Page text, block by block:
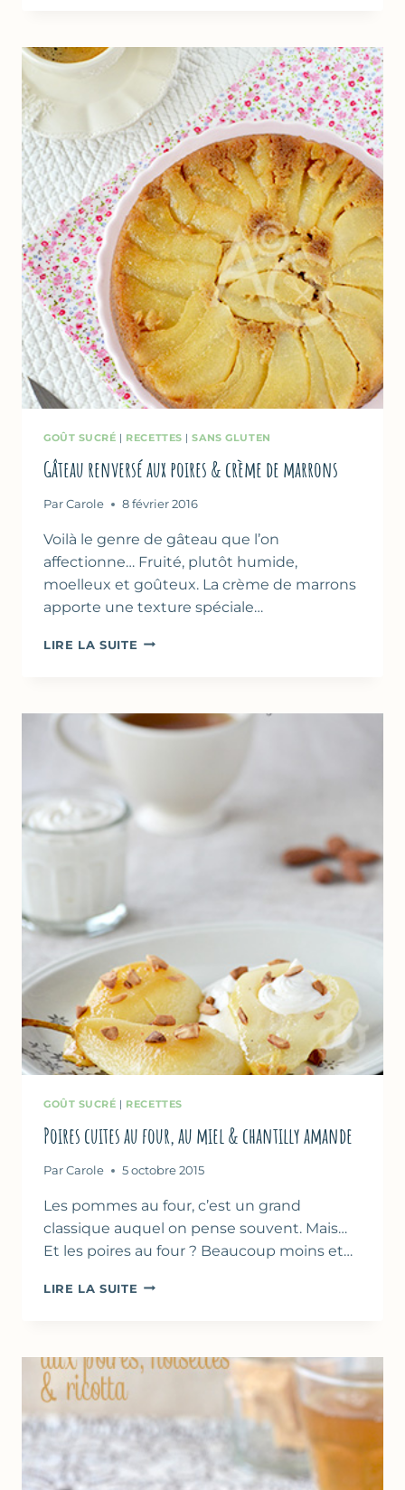
&
FRUITS
GOÛT SUCRÉ | RECETTES |SANS GLUTEN
Gâteau renversé aux poires & crème de marrons
Par Carole 8 février 2016
Voilà le genre de gâteau que l’on
affectionne… Fruité, plutôt humide,
moelleux et goûteux. La crème de marrons
apporte une texture spéciale…
LIRE LA SUITE GÂTEAU
&
CRÈME
GOÛT SUCRÉ | RECETTES
Poires cuites au four, au miel & chantilly amande
Par Carole 5 octobre 2015
Les pommes au four, c’est un grand
classique auquel on pense souvent. Mais…
Et les poires au four ? Beaucoup moins et…
LIRE LA SUITE POIRES
AU
MIEL
AMANDE